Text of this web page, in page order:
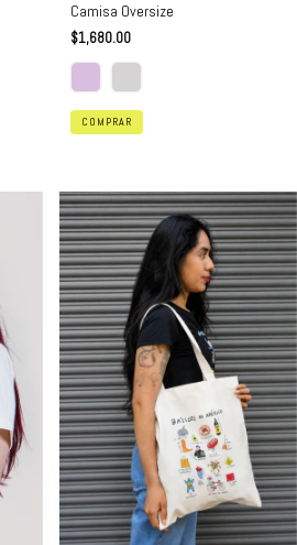
Camisa Oversize
$1,680.00
COMPRAR